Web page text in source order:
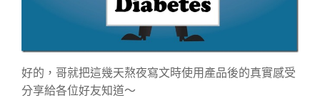
好的，哥就把這幾天熬夜寫文時使用產品後的真實感受
分享給各位好友知道～